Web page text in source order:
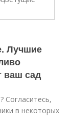
Лучшие
ваш сад
Согласитесь,
в некоторых